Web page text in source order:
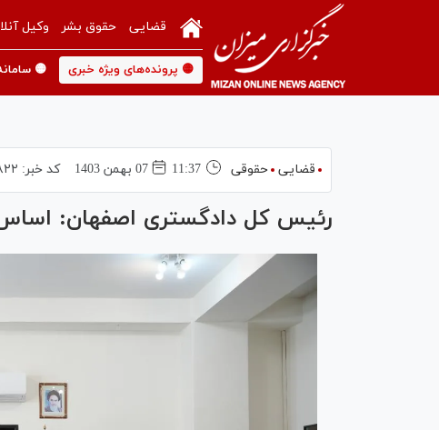
قضایی حقوق بشر وکیل
🟡 پرونده‌های ویژه خبری 🟡
قضایی حقوقی 11:37 07 بهمن 1403 کد خبر:
رئیس کل دادگستری اصفهان: